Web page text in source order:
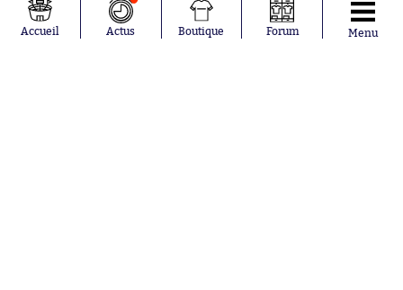
Niakhaté
Nicolás
Tagliafico
RC Strasbourg
AC Milan
France
Accueil Actus Boutique Forum Menu